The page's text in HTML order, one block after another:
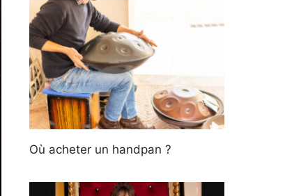
Où acheter un handpan ?